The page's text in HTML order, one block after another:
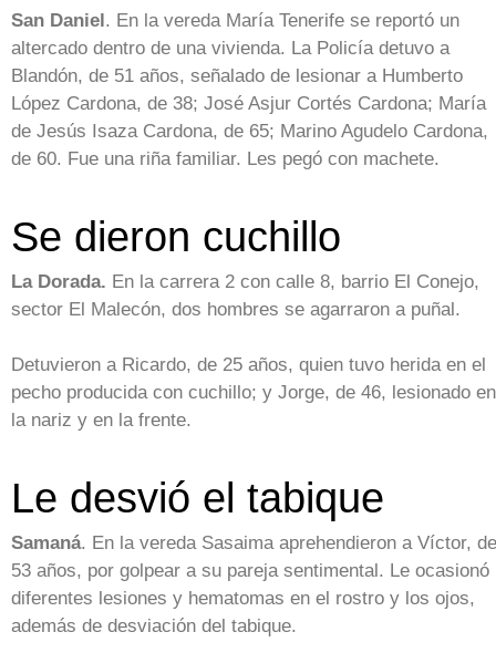
San Daniel. En la vereda María Tenerife se reportó un
altercado dentro de una vivienda. La Policía detuvo a
Blandón, de 51 años, señalado de lesionar a Humberto
López Cardona, de 38; José Asjur Cortés Cardona; María
de Jesús Isaza Cardona, de 65; Marino Agudelo Cardona,
de 60. Fue una riña familiar. Les pegó con machete.
Se dieron cuchillo
La Dorada. En la carrera 2 con calle 8, barrio El Conejo,
sector El Malecón, dos hombres se agarraron a puñal.
Detuvieron a Ricardo, de 25 años, quien tuvo herida en el
pecho producida con cuchillo; y Jorge, de 46, lesionado en
la nariz y en la frente.
Le desvió el tabique
Samaná. En la vereda Sasaima aprehendieron a Víctor, de
53 años, por golpear a su pareja sentimental. Le ocasionó
diferentes lesiones y hematomas en el rostro y los ojos,
además de desviación del tabique.